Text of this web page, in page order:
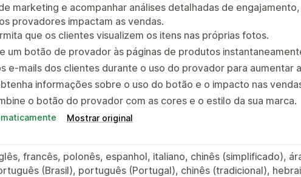
marketing e acompanhar análises detalhadas de engajamento,
provadores impactam as vendas.
que os clientes visualizem os itens nas próprias fotos.
um botão de provador às páginas de produtos
e-mails dos clientes durante o uso do provador para aumentar
informações sobre o uso do botão e o impacto nas
o botão do provador com as cores e o estilo da sua marca.
Mostrar original
francês, polonês, espanhol, italiano, chinês (simplificado),
(Brasil), português (Portugal), chinês (tradicional),